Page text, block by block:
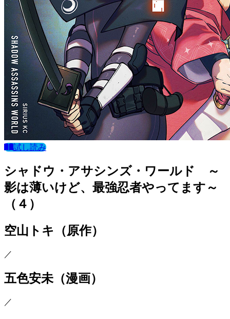
試し読み
シャドウ・アサシンズ・ワールド ～
影は薄いけど、最強忍者やってます～
（４）
空山トキ （原作）
／
五色安未（漫画）
／